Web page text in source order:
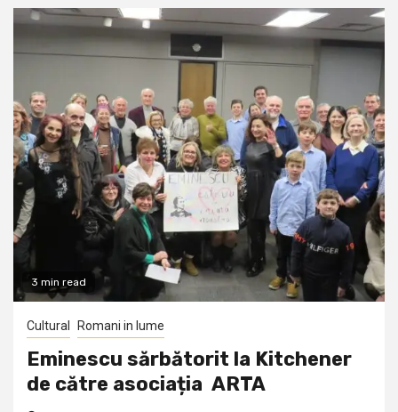
3 min read
Cultural Romani in lume
Eminescu sărbătorit la Kitchener
de către asociația ARTA